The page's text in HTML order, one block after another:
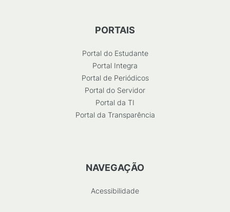
PORTAIS
Portal do Estudante
Portal Integra
Portal de Periódicos
Portal do Servidor
Portal da TI
Portal da Transparência
NAVEGAÇÃO
Acessibilidade